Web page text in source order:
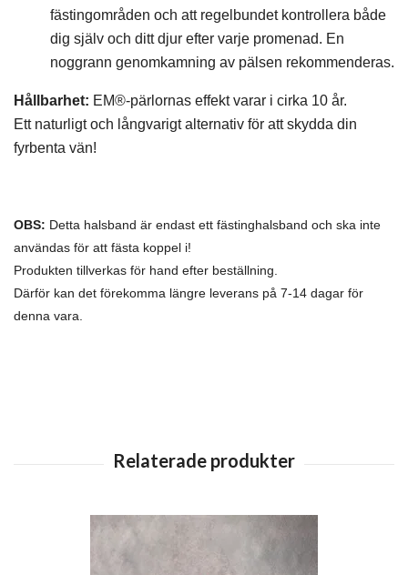
fästingområden och att regelbundet kontrollera både
dig själv och ditt djur efter varje promenad. En
noggrann genomkamning av pälsen rekommenderas.
Hållbarhet: EM®-pärlornas effekt varar i cirka 10 år.
Ett naturligt och långvarigt alternativ för att skydda din
fyrbenta vän!
OBS: Detta halsband är endast ett fästinghalsband och ska inte
användas för att fästa koppel i!
Produkten tillverkas för hand efter beställning.
Därför kan det förekomma längre leverans på 7-14 dagar för
denna vara.